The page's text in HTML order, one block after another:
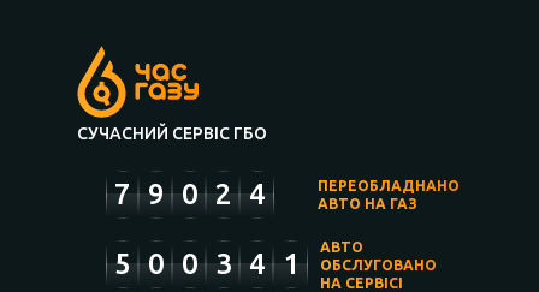
СУЧАСНИЙ СЕРВІС ГБО
7 9 0 2 4
ПЕРЕОБЛАДНАНО
АВТО НА ГАЗ
5 0 0 3 4 1
АВТО
ОБСЛУГОВАНО
НА СЕРВІСІ